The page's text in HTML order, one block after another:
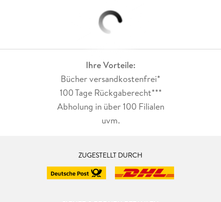
Ihre Vorteile:
Bücher versandkostenfrei*
100 Tage Rückgaberecht***
Abholung in über 100 Filialen
uvm.
ZUGESTELLT DURCH